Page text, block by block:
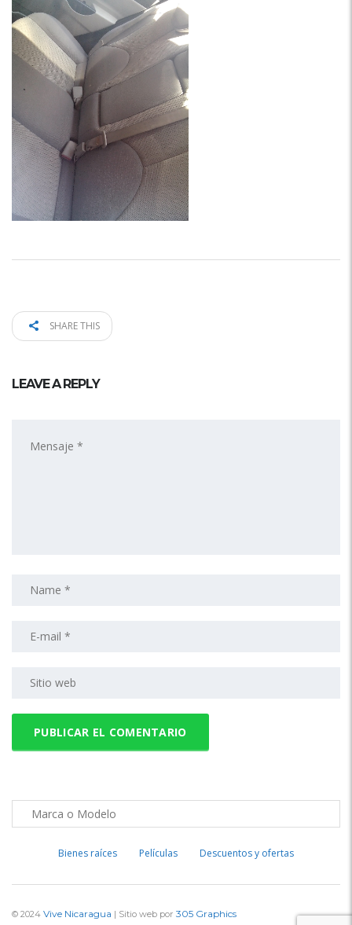
SHARE THIS
LEAVE A REPLY
Bienes raíces Películas Descuentos y ofertas
© 2024 Vive Nicaragua | Sitio web por 305 Graphics